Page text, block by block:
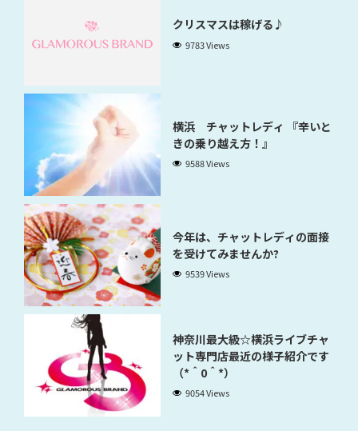
クリスマスは稼げる♪
9783 Views
横浜 チャットレディ 『辛いと
きの乗り越え方！』
9588 Views
今年は、チャットレディの面接
を受けてみませんか?
9539 Views
神奈川最大級☆横浜ライブチャ
ット専門店最近の様子紹介です
（*＾0＾*）
9054 Views